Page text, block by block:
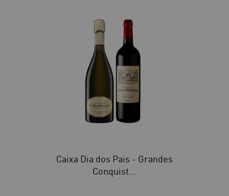
Caixa Dia dos Pais - Grandes
Conquist...